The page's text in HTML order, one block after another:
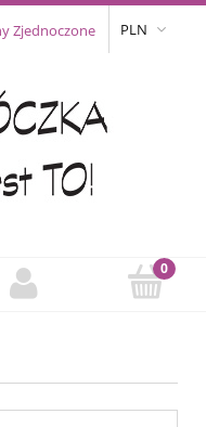
PLN